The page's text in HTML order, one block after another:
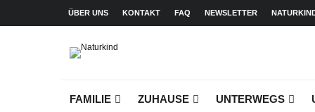
ÜBER UNS KONTAKT FAQ NEWSLETTER
FAMILIE ZUHAUSE UNTERWEGS